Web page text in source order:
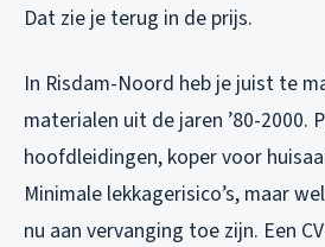
Dat zie je terug in de prijs.
In Risdam-Noord heb je juist te
materialen uit de jaren ’80-2000.
hoofdleidingen, koper voor
Minimale lekkagerisico’s, maar
nu aan vervanging toe zijn. Een